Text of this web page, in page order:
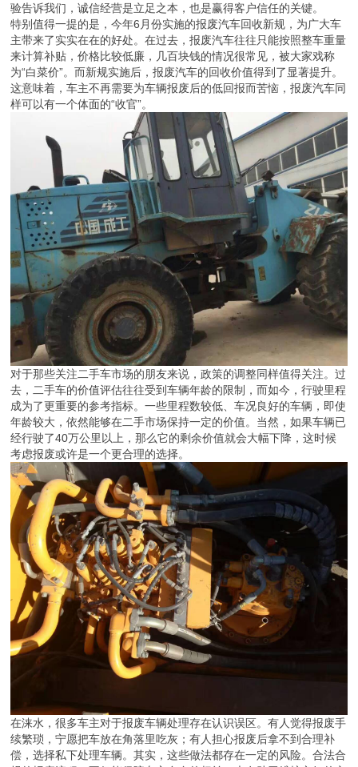
验告诉我们，诚信经营是立足之本，也是赢得客户信任的关键。
特别值得一提的是，今年6月份实施的报废汽车回收新规，为广大车
主带来了实实在在的好处。在过去，报废汽车往往只能按照整车重量
来计算补贴，价格比较低廉，几百块钱的情况很常见，被大家戏称
为“白菜价”。而新规实施后，报废汽车的回收价值得到了显著提升。
这意味着，车主不再需要为车辆报废后的低回报而苦恼，报废汽车同
样可以有一个体面的“收官”。
对于那些关注二手车市场的朋友来说，政策的调整同样值得关注。过
去，二手车的价值评估往往受到车辆年龄的限制，而如今，行驶里程
成为了更重要的参考指标。一些里程数较低、车况良好的车辆，即使
年龄较大，依然能够在二手市场保持一定的价值。当然，如果车辆已
经行驶了40万公里以上，那么它的剩余价值就会大幅下降，这时候
考虑报废或许是一个更合理的选择。
在涞水，很多车主对于报废车辆处理存在认识误区。有人觉得报废手
续繁琐，宁愿把车放在角落里吃灰；有人担心报废后拿不到合理补
偿，选择私下处理车辆。其实，这些做法都存在一定的风险。合法合